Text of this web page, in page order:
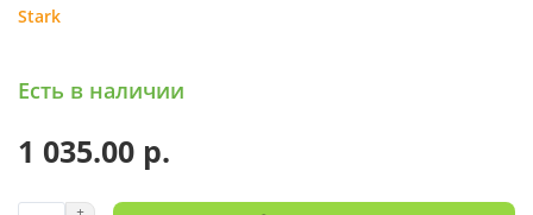
Stark
Есть в наличии
1 035.00 р.